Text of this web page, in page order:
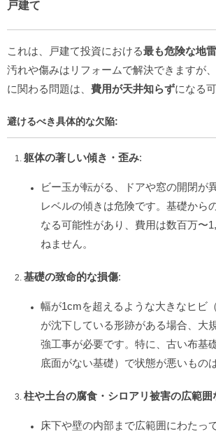
戸建て
これは、戸建て投資における最も危険な地雷
汚れや傷みはリフォームで解決できますが
に関わる問題は、 費用が天井知らずになる
避けるべき具体的な欠陥:
躯体の著しい傾き・歪み:
ビー玉が転がる、ドアや窓の開閉が
レベルの傾きは危険です。基礎から
なる可能性があり、費用は数百万〜
ねません。
基礎の致命的な損傷:
幅が1cmを超えるような大きなヒビ
が沈下している形跡がある場合、大
強工事が必要です。特に、古い布基
底面がない基礎）で状態が悪いもの
柱や土台の腐食・シロアリ被害の広範囲
床下や壁の内部まで広範囲にわたっ